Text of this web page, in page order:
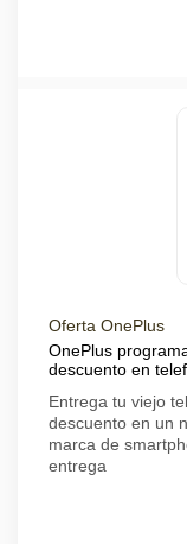
Oferta OnePlus
OnePlus
descuento en
Entrega tu viejo
descuento en un
marca de
entrega